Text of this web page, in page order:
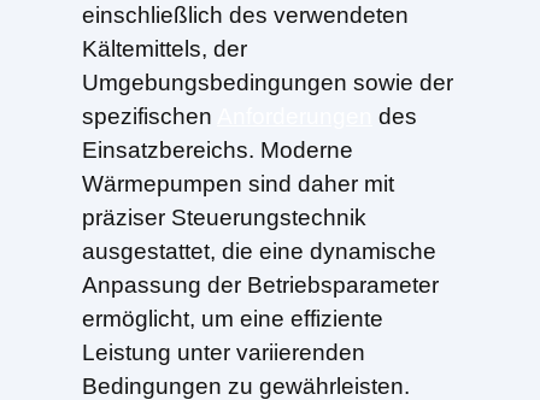
einschließlich des verwendeten
Kältemittels, der
Umgebungsbedingungen sowie der
spezifischen
des
Einsatzbereichs. Moderne
Wärmepumpen sind daher mit
präziser Steuerungstechnik
ausgestattet, die eine dynamische
Anpassung der Betriebsparameter
ermöglicht, um eine effiziente
Leistung unter variierenden
Bedingungen zu gewährleisten.